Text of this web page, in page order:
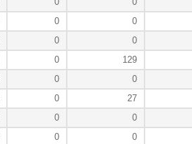
0 0
0 0
0 129
0 0
0 27
0 0
0 0